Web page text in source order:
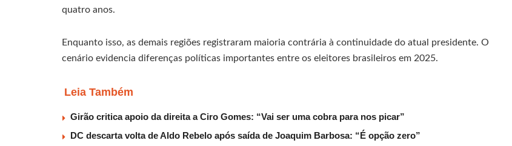
quatro anos.
Enquanto isso, as demais regiões registraram maioria contrária à continuidade do atual presidente. O
cenário evidencia diferenças políticas importantes entre os eleitores brasileiros em 2025.
Leia Também
Girão critica apoio da direita a Ciro Gomes: “Vai ser uma cobra para nos picar”
DC descarta volta de Aldo Rebelo após saída de Joaquim Barbosa: “É opção zero”